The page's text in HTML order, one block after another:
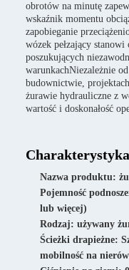
obrotów na minutę
wskaźnik momentu
zapobieganie
wózek pełzający
poszukujących
warunkachNiezależnie
budownictwie,
żurawie hydrauliczne z
wartość i doskonałość
Nazwa produktu:
Pojemność
lub więcej)
Rodzaj: używany
Ścieżki drapieżne:
mobilność na